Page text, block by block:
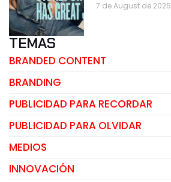
7 de August de 2025
TEMAS
BRANDED CONTENT
BRANDING
PUBLICIDAD PARA RECORDAR
PUBLICIDAD PARA OLVIDAR
MEDIOS
INNOVACIÓN